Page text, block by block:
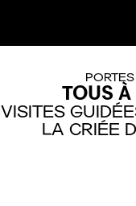
TOUS À
VISITES
LA CRIÉE